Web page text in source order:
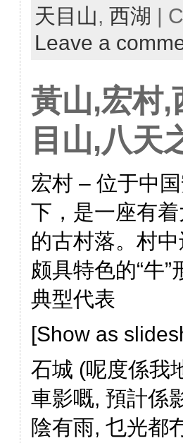
天目山, 西湖 |
Leave a
黃山,宏村,
目山,八天
宏村 – 位于中
下，是一座有
的古村落。村
颇具特色的“牛
典型代表
[Show as
石城 (呢度係我
車影嘅, 預計係
陰有雨, 乜光都